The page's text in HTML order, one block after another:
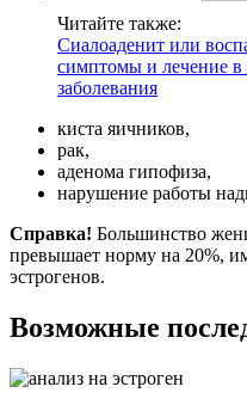
Читайте также:
Сиалоаденит или
симптомы и лечение
заболевания
киста яичников,
рак,
аденома гипофиза,
нарушение работы
Справка! Большинство
превышает норму на 20%,
эстрогенов.
Возможные